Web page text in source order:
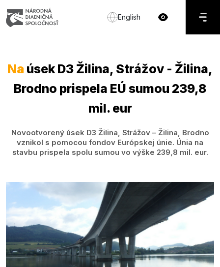
English
Na úsek D3 Žilina, Strážov - Žilina,
Brodno prispela EÚ sumou 239,8
mil. eur
Novootvorený úsek D3 Žilina, Strážov – Žilina, Brodno
vznikol s pomocou fondov Európskej únie. Únia na
stavbu prispela spolu sumou vo výške 239,8 mil. eur.